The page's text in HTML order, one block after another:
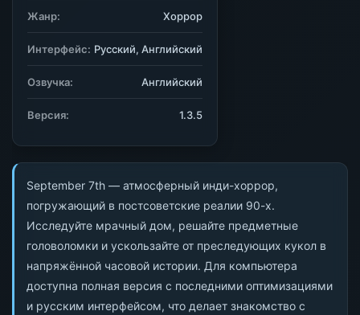
September 7th — атмосферный инди-хоррор,
погружающий в постсоветские реалии 90-х.
Исследуйте мрачный дом, решайте предметные
головоломки и ускользайте от преследующих кукол в
напряжённой часовой истории. Для компьютера
доступна полная версия с последними оптимизациями
и русским интерфейсом, что делает знакомство с
Жанр: Хоррор
Интерфейс: Русский, Английский
Озвучка: Английский
Версия: 1.3.5